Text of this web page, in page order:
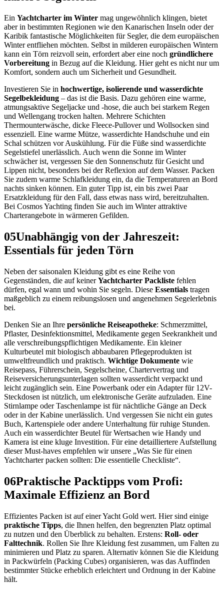
Ein Yachtcharter im Winter mag ungewöhnlich klingen, bietet
aber in bestimmten Regionen wie den Kanarischen Inseln oder der
Karibik fantastische Möglichkeiten für Segler, die dem europäischen
Winter entfliehen möchten. Selbst in milderen europäischen Wintern
kann ein Törn reizvoll sein, erfordert aber eine noch gründlichere
Vorbereitung in Bezug auf die Kleidung. Hier geht es nicht nur um
Komfort, sondern auch um Sicherheit und Gesundheit.
Investieren Sie in hochwertige, isolierende und wasserdichte
Segelbekleidung – das ist die Basis. Dazu gehören eine warme,
atmungsaktive Segeljacke und -hose, die auch bei starkem Regen
und Wellengang trocken halten. Mehrere Schichten
Thermounterwäsche, dicke Fleece-Pullover und Wollsocken sind
essenziell. Eine warme Mütze, wasserdichte Handschuhe und ein
Schal schützen vor Auskühlung. Für die Füße sind wasserdichte
Segelstiefel unerlässlich. Auch wenn die Sonne im Winter
schwächer ist, vergessen Sie den Sonnenschutz für Gesicht und
Lippen nicht, besonders bei der Reflexion auf dem Wasser. Packen
Sie zudem warme Schlafkleidung ein, da die Temperaturen an Bord
nachts sinken können. Ein guter Tipp ist, ein bis zwei Paar
Ersatzkleidung für den Fall, dass etwas nass wird, bereitzuhalten.
Bei Cosmos Yachting finden Sie auch im Winter attraktive
Charterangebote in wärmeren Gefilden.
05Unabhängig von der Jahreszeit:
Essentials für jeden Törn
Neben der saisonalen Kleidung gibt es eine Reihe von
Gegenständen, die auf keinerYachtcharter Packliste fehlen
dürfen, egal wann und wohin Sie segeln. Diese Essentials tragen
maßgeblich zu einem reibungslosen und angenehmen Segelerlebnis
bei.
Denken Sie an Ihre persönliche Reiseapotheke: Schmerzmittel,
Pflaster, Desinfektionsmittel, Medikamente gegen Seekrankheit und
alle verschreibungspflichtigen Medikamente. Ein kleiner
Kulturbeutel mit biologisch abbaubaren Pflegeprodukten ist
umweltfreundlich und praktisch. Wichtige Dokumente wie
Reisepass, Führerschein, Segelscheine, Chartervertrag und
Reiseversicherungsunterlagen sollten wasserdicht verpackt und
leicht zugänglich sein. Eine Powerbank oder ein Adapter für 12V-
Steckdosen ist nützlich, um elektronische Geräte aufzuladen. Eine
Stirnlampe oder Taschenlampe ist für nächtliche Gänge an Deck
oder in der Kabine unerlässlich. Und vergessen Sie nicht ein gutes
Buch, Kartenspiele oder andere Unterhaltung für ruhige Stunden.
Auch ein wasserdichter Beutel für Wertsachen wie Handy und
Kamera ist eine kluge Investition. Für eine detailliertere Aufstellung
dieser Must-haves empfehlen wir unsere „Was Sie für einen
Yachtcharter packen sollten: Die essentielle Checkliste“.
06Praktische Packtipps vom Profi:
Maximale Effizienz an Bord
Effizientes Packen ist auf einer Yacht Gold wert. Hier sind einige
praktische Tipps, die Ihnen helfen, den begrenzten Platz optimal
zu nutzen und den Überblick zu behalten. Erstens: Roll- oder
Falttechnik. Rollen Sie Ihre Kleidung fest zusammen, um Falten zu
minimieren und Platz zu sparen. Alternativ können Sie die Kleidung
in Packwürfeln (Packing Cubes) organisieren, was das Auffinden
bestimmter Stücke erheblich erleichtert und Ordnung in der Kabine
hält.